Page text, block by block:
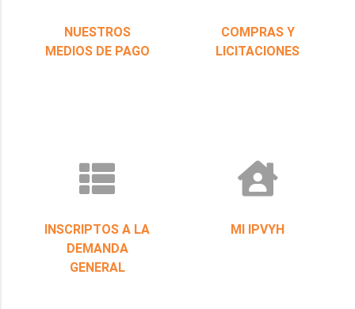
NUESTROS
MEDIOS DE PAGO
COMPRAS Y
LICITACIONES
INSCRIPTOS A LA
DEMANDA
GENERAL
MI IPVYH